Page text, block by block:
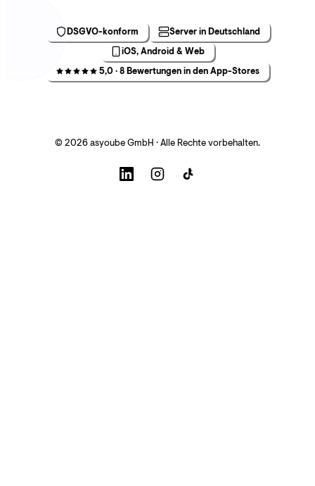
DSGVO-konform
Server in Deutschland
iOS, Android & Web
5,0 · 8 Bewertungen in den App-Stores
© 2026 asyoube GmbH · Alle Rechte vorbehalten.